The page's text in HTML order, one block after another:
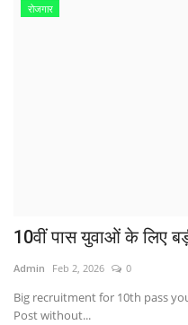
रोजगार
10वीं पास युवाओं के लिए
Admin Feb 2, 2026 0
Big recruitment for 10th pass
Post without...